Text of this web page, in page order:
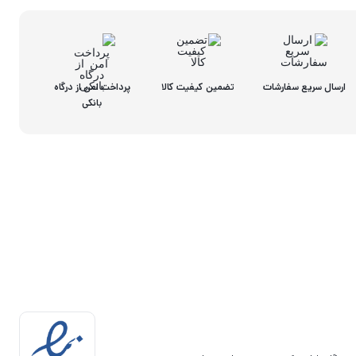
ارسال سریع سفارشات تضمین کیفیت کالا
پرداخت امن از درگاه
بانکی